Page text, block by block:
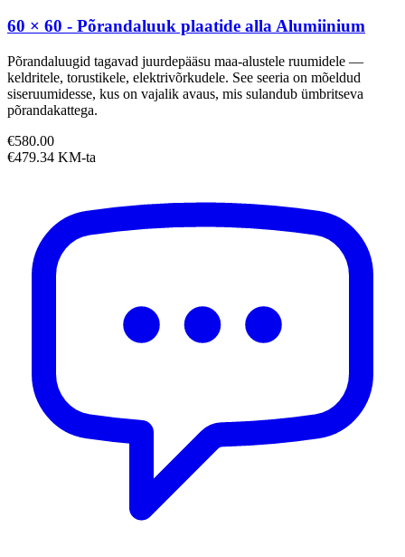
60 × 60 - Põrandaluuk plaatide alla Alumiinium
Põrandaluugid tagavad juurdepääsu maa-alustele ruumidele —
keldritele, torustikele, elektrivõrkudele. See seeria on mõeldud
siseruumidesse, kus on vajalik avaus, mis sulandub ümbritseva
põrandakattega.
€580.00
€479.34 KM-ta